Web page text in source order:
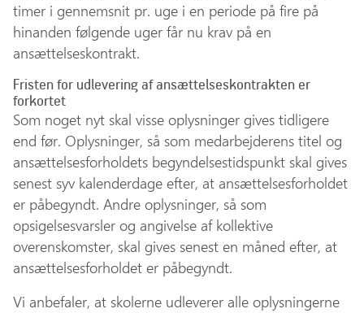
timer i gennemsnit pr. uge i en periode på fire på
hinanden følgende uger får nu krav på en
ansættelseskontrakt.
Fristen for udlevering af ansættelseskontrakten er
forkortet
Som noget nyt skal visse oplysninger gives tidligere
end før. Oplysninger, så som medarbejderens titel og
ansættelsesforholdets begyndelsestidspunkt skal gives
senest syv kalenderdage efter, at ansættelsesforholdet
er påbegyndt. Andre oplysninger, så som
opsigelsesvarsler og angivelse af kollektive
overenskomster, skal gives senest en måned efter, at
ansættelsesforholdet er påbegyndt.
Vi anbefaler, at skolerne udleverer alle oplysningerne